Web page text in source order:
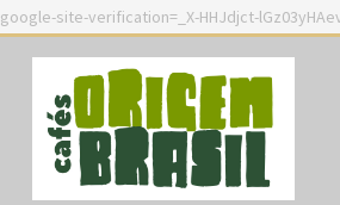
google-site-verification=_X-HHJdjct-